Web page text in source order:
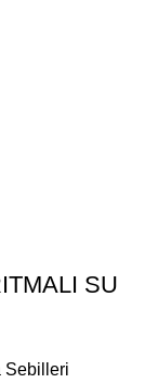
SU
Sebilleri